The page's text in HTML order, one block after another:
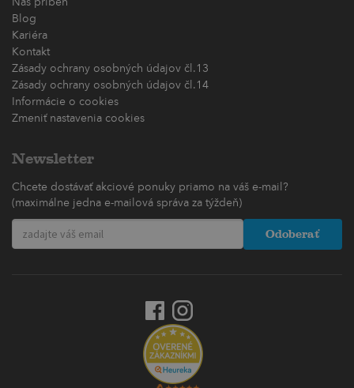
Náš príbeh
Blog
Kariéra
Kontakt
Zásady ochrany osobných údajov čl.13
Zásady ochrany osobných údajov čl.14
Informácie o cookies
Zmeniť nastavenia cookies
Newsletter
Chcete dostávať akciové ponuky priamo na váš e-mail?
(maximálne jedna e-mailová správa za týždeň)
Odoberať